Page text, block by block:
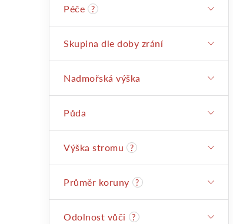
Péče ?
Skupina dle doby zrání
Nadmořská výška
Půda
Výška stromu ?
Průměr koruny ?
Odolnost vůči ?